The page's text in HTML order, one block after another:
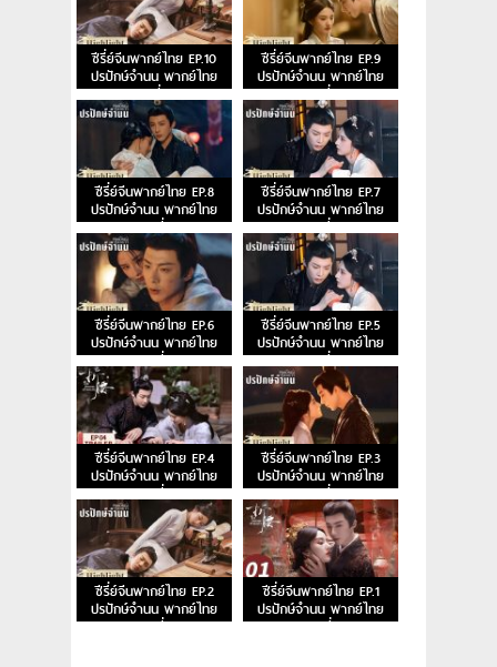
ซีรี่ย์จีนพากย์ไทย EP.10
ปรปักษ์จำนน พากย์ไทย
ตอนที่ 10
ซีรี่ย์จีนพากย์ไทย EP.9
ปรปักษ์จำนน พากย์ไทย
ตอนที่ 9
ซีรี่ย์จีนพากย์ไทย EP.8
ปรปักษ์จำนน พากย์ไทย
ตอนที่ 8
ซีรี่ย์จีนพากย์ไทย EP.7
ปรปักษ์จำนน พากย์ไทย
ตอนที่ 7
ซีรี่ย์จีนพากย์ไทย EP.6
ปรปักษ์จำนน พากย์ไทย
ตอนที่ 6
ซีรี่ย์จีนพากย์ไทย EP.5
ปรปักษ์จำนน พากย์ไทย
ตอนที่ 5
ซีรี่ย์จีนพากย์ไทย EP.4
ปรปักษ์จำนน พากย์ไทย
ตอนที่ 4
ซีรี่ย์จีนพากย์ไทย EP.3
ปรปักษ์จำนน พากย์ไทย
ตอนที่ 3
ซีรี่ย์จีนพากย์ไทย EP.2
ปรปักษ์จำนน พากย์ไทย
ตอนที่ 2
ซีรี่ย์จีนพากย์ไทย EP.1
ปรปักษ์จำนน พากย์ไทย
ตอนที่ 1